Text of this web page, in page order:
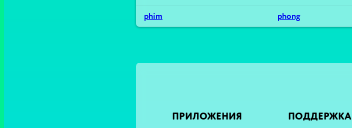
phim
phong
ПРИЛОЖЕНИЯ
ПОДДЕРЖКА